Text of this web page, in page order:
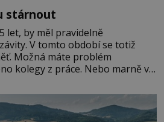
stárnout
let, by měl pravidelně
V tomto období se totiž
Možná máte problém
kolegy z práce. Nebo marně v
jako kdyby se paměť